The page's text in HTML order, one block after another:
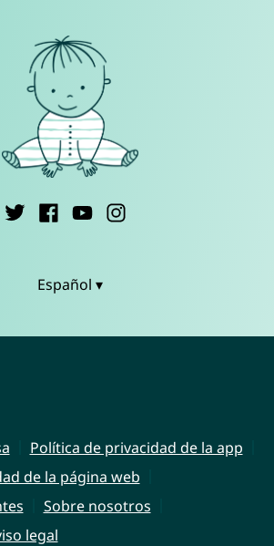
Español ▾
Política de privacidad de la app
de la página web
Sobre nosotros
legal